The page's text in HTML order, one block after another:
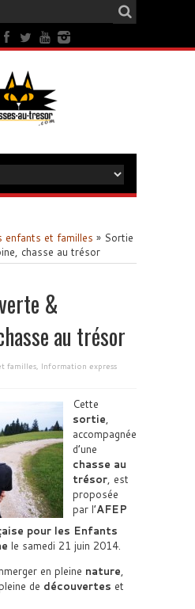
enfants et familles » Sortie
chasse au trésor
&
au trésor
familles, Information express
Cette
sortie,
accompagnée
d’une
chasse au
trésor, est
proposée
par l’AFEP
pour les Enfants
le samedi 21 juin 2014.
en pleine nature,
de découvertes et